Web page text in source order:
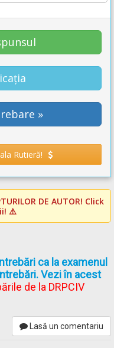
»
Rutieră!
DE AUTOR! Click
⚠️
ca la examenul
Vezi în acest
de la DRPCIV
Lasă un comentariu